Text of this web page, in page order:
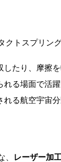
トスプリン
たり、摩擦
る場面で活躍
る航空宇宙
レーザー加